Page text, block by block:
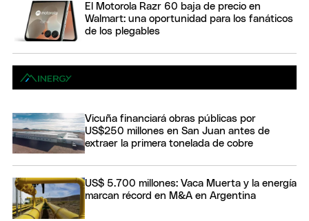
El Motorola Razr 60 baja de precio en
Walmart: una oportunidad para los fanáticos
de los plegables
Vicuña financiará obras públicas por
US$250 millones en San Juan antes de
extraer la primera tonelada de cobre
US$ 5.700 millones: Vaca Muerta y la energía
marcan récord en M&A en Argentina